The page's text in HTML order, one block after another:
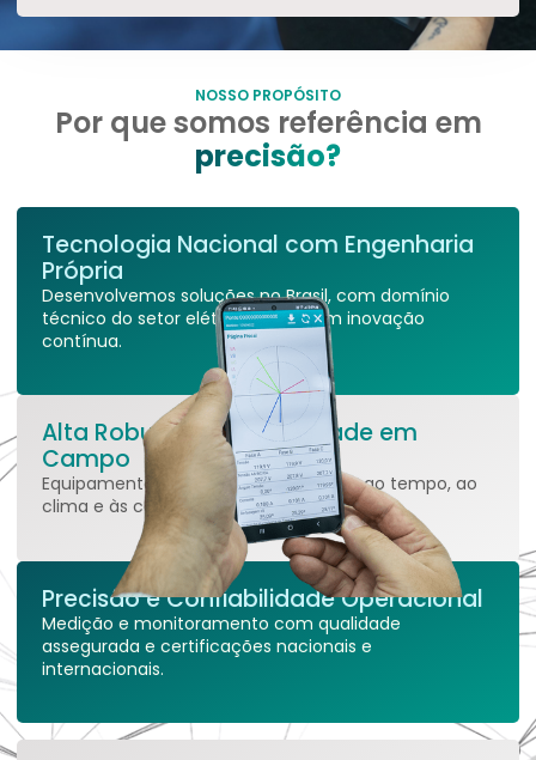
NOSSO PROPÓSITO
Por que somos referência em
precisão?
Tecnologia Nacional com Engenharia
Própria
Desenvolvemos soluções no Brasil, com domínio
técnico do setor elétrico e foco em inovação
contínua.
Alta Robustez e Durabilidade em
Campo
Equipamentos projetados para resistir ao tempo, ao
clima e às condições reais de instalação.
Precisão e Confiabilidade Operacional
Medição e monitoramento com qualidade
assegurada e certificações nacionais e
internacionais.